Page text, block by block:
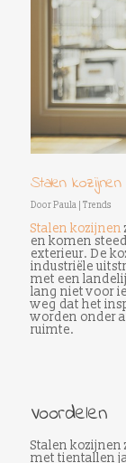
Stalen kozijnen
Door Paula Trends
Stalen kozijnen
en komen
exterieur. De
industriële
met een
lang niet voor
weg dat het
worden onder
ruimte.
Voordelen
Stalen
met tientallen